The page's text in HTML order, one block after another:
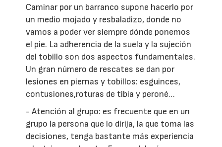
Caminar por un barranco supone hacerlo por
un medio mojado y resbaladizo, donde no
vamos a poder ver siempre dónde ponemos
el pie. La adherencia de la suela y la sujeción
del tobillo son dos aspectos fundamentales.
Un gran número de rescates se dan por
lesiones en piernas y tobillos: esguinces,
contusiones,roturas de tibia y peroné…
- Atención al grupo: es frecuente que en un
grupo la persona que lo dirija, la que toma las
decisiones, tenga bastante más experiencia